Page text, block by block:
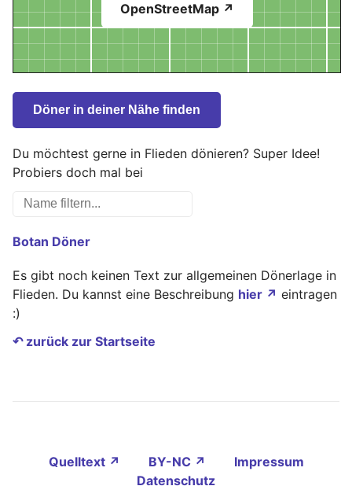
OpenStreetMap ↗
Döner in deiner Nähe finden
Du möchtest gerne in Flieden dönieren? Super Idee!
Probiers doch mal bei
Botan Döner
Es gibt noch keinen Text zur allgemeinen Dönerlage in
Flieden. Du kannst eine Beschreibung hier ↗ eintragen
:)
↶ zurück zur Startseite
Quelltext ↗ BY-NC ↗
Impressum
Datenschutz